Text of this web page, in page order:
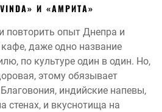
И «АМРИТА»
повторить опыт Днепра и
даже одно название
по культуре один в один. Но,
этому обязывает
индийские напевы,
стенах, и вкуснотища на